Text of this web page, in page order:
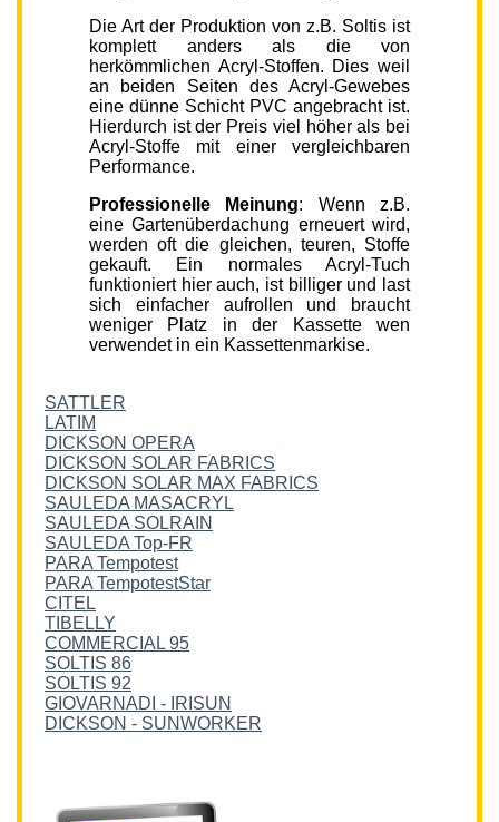
Die Art der Produktion von z.B. Soltis ist
komplett anders als die von
herkömmlichen Acryl-Stoffen. Dies weil
an beiden Seiten des Acryl-Gewebes
eine dünne Schicht PVC angebracht ist.
Hierdurch ist der Preis viel höher als bei
Acryl-Stoffe mit einer vergleichbaren
Performance.
Professionelle Meinung: Wenn z.B.
eine Gartenüberdachung erneuert wird,
werden oft die gleichen, teuren, Stoffe
gekauft. Ein normales Acryl-Tuch
funktioniert hier auch, ist billiger und last
sich einfacher aufrollen und braucht
weniger Platz in der Kassette wen
verwendet in ein Kassettenmarkise.
SATTLER
LATIM
DICKSON OPERA
DICKSON SOLAR FABRICS
DICKSON SOLAR MAX FABRICS
SAULEDA MASACRYL
SAULEDA SOLRAIN
SAULEDA Top-FR
PARA Tempotest
PARA TempotestStar
CITEL
TIBELLY
COMMERCIAL 95
SOLTIS 86
SOLTIS 92
GIOVARNADI - IRISUN
DICKSON - SUNWORKER